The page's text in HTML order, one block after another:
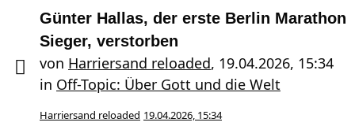
Günter Hallas, der erste Berlin Marathon
Sieger, verstorben
von Harriersand reloaded, 19.04.2026, 15:34
in Off-Topic: Über Gott und die Welt
Harriersand reloaded 19.04.2026, 15:34